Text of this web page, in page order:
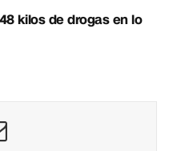
kilos de drogas en lo